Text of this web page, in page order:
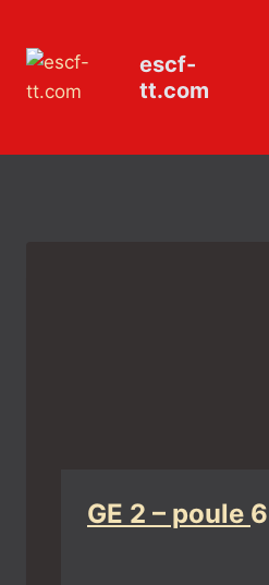
contenu
escf-
tt.com
GE 2 – poule 6